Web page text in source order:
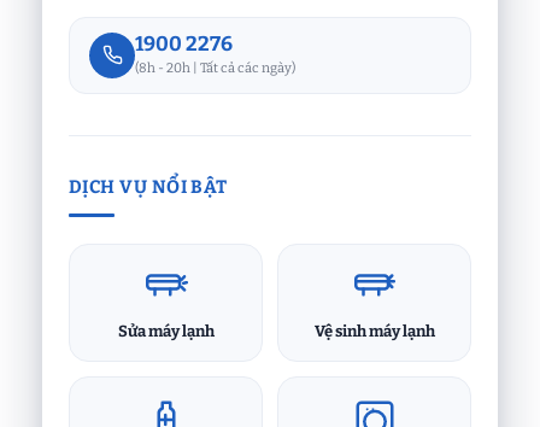
1900 2276
(8h - 20h | Tất cả các ngày)
DỊCH VỤ NỔI BẬT
Sửa máy lạnh Vệ sinh máy lạnh